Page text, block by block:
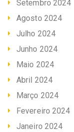
Setembro 2024
Agosto 2024
Julho 2024
Junho 2024
Maio 2024
Abril 2024
Março 2024
Fevereiro 2024
Janeiro 2024